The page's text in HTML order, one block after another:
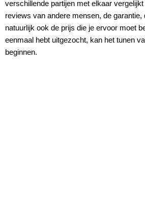
verschillende partijen met elkaar
reviews van andere mensen, de garantie,
natuurlijk ook de prijs die je ervoor moet
eenmaal hebt uitgezocht, kan het tunen
beginnen.